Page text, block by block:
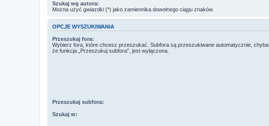
Szukaj wg autora:
Można użyć gwiazdki (*) jako zamiennika dowolnego ciągu znaków.
OPCJE WYSZUKIWANIA
Przeszukaj fora:
Wybierz fora, które chcesz przeszukać. Subfora są przeszukiwane automatycznie, chyba
że funkcja „Przeszukuj subfora”, jest wyłączona.
Przeszukaj subfora:
Szukaj w: